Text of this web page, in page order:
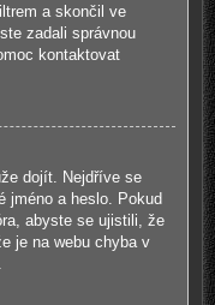
a skončil ve
zadali správnou
kontaktovat
dojít. Nejdříve se
jméno a heslo. Pokud
abyste se ujistili, že
je na webu chyba v